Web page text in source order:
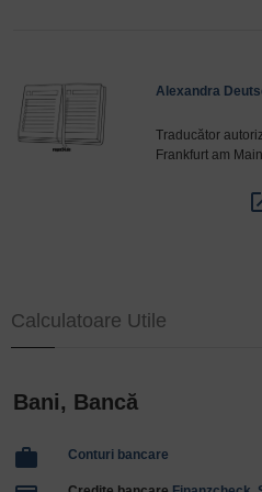
Alexandra
Traducător
Frankfurt am Main
Calculatoare Utile
Bani, Bancă
work Conturi bancare